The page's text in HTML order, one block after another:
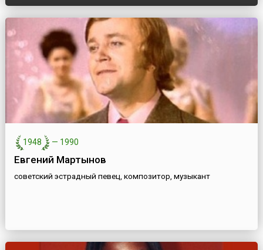
1948 — 1990
Евгений Мартынов
советский эстрадный певец, композитор, музыкант